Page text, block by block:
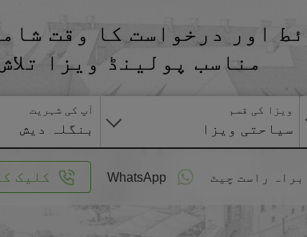
اور درخواست کا وقت
مناسب پولینڈ ویزا
ویزا کی قسم
سیاحتی ویزا
آپ کی شہریت
بنگلہ دیش
براہ راست چیٹ WhatsApp کلیک